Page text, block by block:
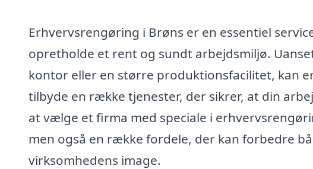
Erhvervsrengøring i Brøns er en essentiel
opretholde et rent og sundt arbejdsmiljø.
kontor eller en større produktionsfacilitet, kan
tilbyde en række tjenester, der sikrer, at din
at vælge et firma med speciale i
men også en række fordele, der kan forbedre
virksomhedens image.